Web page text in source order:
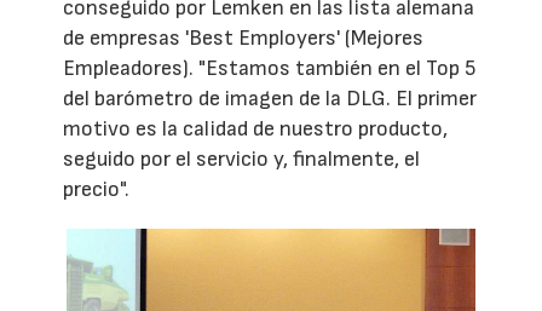
conseguido por Lemken en las lista alemana
de empresas 'Best Employers' (Mejores
Empleadores). "Estamos también en el Top 5
del barómetro de imagen de la DLG. El primer
motivo es la calidad de nuestro producto,
seguido por el servicio y, finalmente, el
precio".